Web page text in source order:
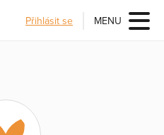
Přihlásit se MENU